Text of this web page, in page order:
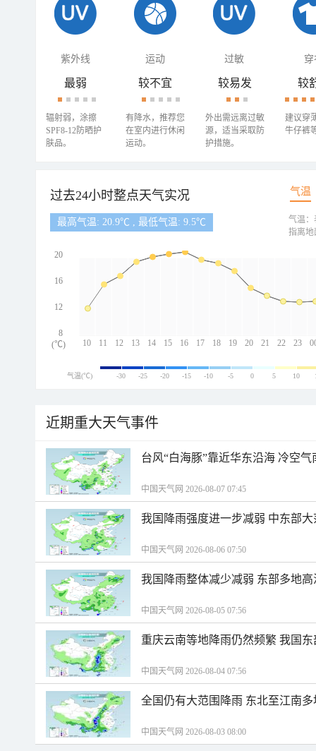
紫外线 运动 过敏 穿
最弱
辐射弱，涂擦
SPF8-12防晒护
肤品。
较不宜
有降水，推荐您
在室内进行休闲
运动。
较易发
外出需远离过敏
源，适当采取防
护措施。
较
建议穿
牛仔裤
过去24小时整点天气实况 气温
最高气温: 20.9℃ , 最低气温: 9.5℃
10 11 12 13 14 15 16 17 18 19 20 21 22 23
20
16
12
8
(℃)
气温：
指离地
气温(℃) -30 -25 -20 -15 -10 -5 0 5 10
近期重大天气事件
台风“白海豚”靠近华东沿海 冷空
中国天气网 2026-08-07 07:45
我国降雨强度进一步减弱 中东部
中国天气网 2026-08-06 07:50
我国降雨整体减少减弱 东部多地
中国天气网 2026-08-05 07:56
重庆云南等地降雨仍然频繁 我国
中国天气网 2026-08-04 07:56
全国仍有大范围降雨 东北至江南
中国天气网 2026-08-03 08:00